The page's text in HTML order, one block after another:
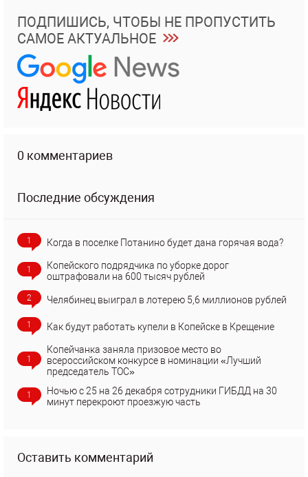
ПОДПИШИСЬ, ЧТОБЫ НЕ ПРОПУСТИТЬ
САМОЕ АКТУАЛЬНОЕ
0 комментариев
Последние обсуждения
1 Когда в поселке Потанино будет дана горячая вода?
1
Копейского подрядчика по уборке дорог
оштрафовали на 600 тысяч рублей
2 Челябинец выиграл в лотерею 5,6 миллионов рублей
1 Как будут работать купели в Копейске в Крещение
1
Копейчанка заняла призовое место во
всероссийском конкурсе в номинации «Лучший
председатель ТОС»
1
Ночью с 25 на 26 декабря сотрудники ГИБДД на 30
минут перекроют проезжую часть
Оставить комментарий